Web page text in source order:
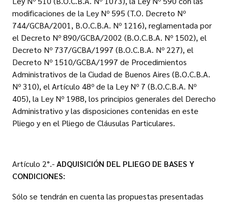
modificaciones de la Ley Nº 595 (T.O. Decreto Nº
744/GCBA/2001, B.O.C.B.A. Nº 1216), reglamentada por
el Decreto Nº 890/GCBA/2002 (B.O.C.B.A. Nº 1502), el
Decreto Nº 737/GCBA/1997 (B.O.C.B.A. Nº 227), el
Decreto Nº 1510/GCBA/1997 de Procedimientos
Administrativos de la Ciudad de Buenos Aires (B.O.C.B.A.
Nº 310), el Artículo 48º de la Ley Nº 7 (B.O.C.B.A. Nº
405), la Ley Nº 1988, los principios generales del Derecho
Administrativo y las disposiciones contenidas en este
Pliego y en el Pliego de Cláusulas Particulares.
Artículo 2°.-ADQUISICIÓN DEL PLIEGO DE BASES Y
CONDICIONES:
Sólo se tendrán en cuenta las propuestas presentadas